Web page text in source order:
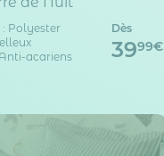
Polyester
acariens
Dès
3999€